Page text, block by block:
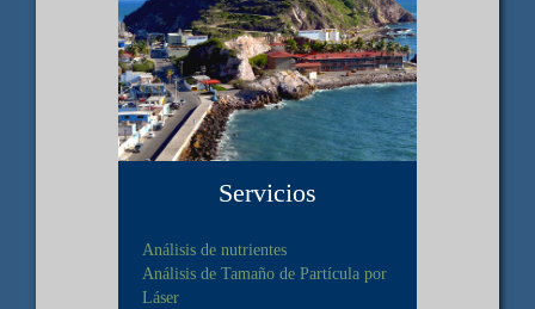
Servicios
Análisis de nutrientes
Análisis de Tamaño de Partícula por
Láser